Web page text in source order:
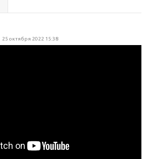
25 октября 2022 15:38